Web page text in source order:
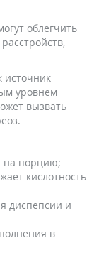
облегчить
источник
уровнем
вызвать
на порцию;
кислотность
диспепсии и
в